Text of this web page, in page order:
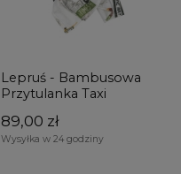
Lepruś - Bambusowa
Przytulanka Taxi
89,00 zł
Wysyłka w 24 godziny